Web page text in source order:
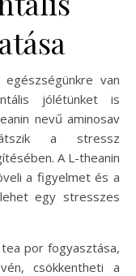
van
jólétünket is
nevű aminosav
a stressz
A L-theanin
a figyelmet és a
egy stresszes
por fogyasztása,
csökkentheti a